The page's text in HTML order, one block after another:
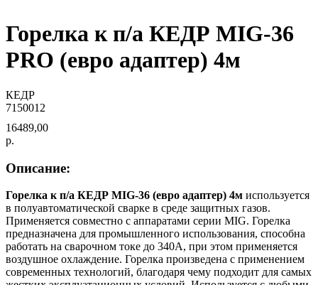
Горелка к п/а КЕДР MIG-36
PRO (евро адаптер) 4м
КЕДР
7150012
16489,00
р.
Описание:
Горелка к п/а КЕДР MIG-36 (евро адаптер) 4м используется
в полуавтоматической сварке в среде защитных газов.
Применяется совместно с аппаратами серии MIG. Горелка
предназначена для промышленного использования, способна
работать на сварочном токе до 340А, при этом применяется
воздушное охлаждение. Горелка произведена с применением
современных технологий, благодаря чему подходит для самых